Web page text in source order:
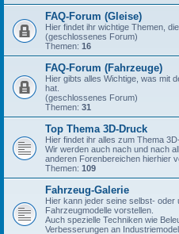
FAQ-Forum (Gleise)
Hier findet ihr wichtige Themen,
(geschlossenes Forum)
Themen: 16
FAQ-Forum (Fahrzeuge)
Hier gibts alles Wichtige, was mit
hat.
(geschlossenes Forum)
Themen: 31
Top Thema 3D-Druck
Hier findet ihr alles zum Thema
Wir werden auch nach und nach
anderen Forenbereichen hierhier
Themen: 109
Fahrzeug-Galerie
Hier kann jeder seine selbst- oder
Fahrzeugmodelle vorstellen.
Auch spezielle Techniken wie
Verbesserungen an